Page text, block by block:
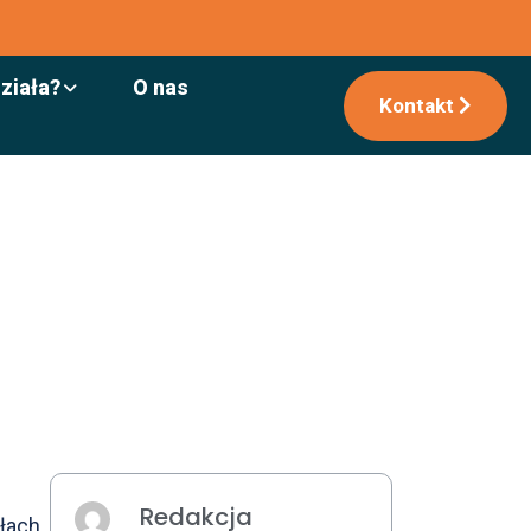
O nas
Kontakt
Redakcja